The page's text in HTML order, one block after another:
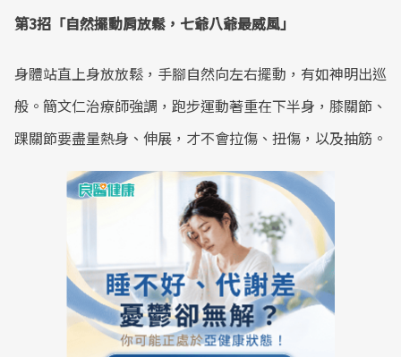
第3招「自然擺動肩放鬆，七爺八爺最威風」
身體站直上身放放鬆，手腳自然向左右擺動，有如神明出巡
般。簡文仁治療師強調，跑步運動著重在下半身，膝關節、
踝關節要盡量熱身、伸展，才不會拉傷、扭傷，以及抽筋。